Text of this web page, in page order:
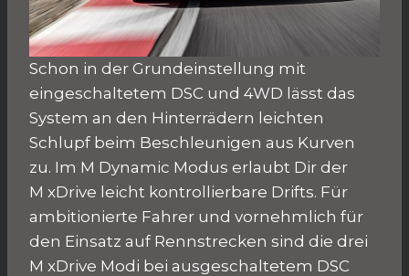
Schon in der Grundeinstellung mit
eingeschaltetem DSC und 4WD lässt das
System an den Hinterrädern leichten
Schlupf beim Beschleunigen aus Kurven
zu. Im M Dynamic Modus erlaubt Dir der
M xDrive leicht kontrollierbare Drifts. Für
ambitionierte Fahrer und vornehmlich für
den Einsatz auf Rennstrecken sind die drei
M xDrive Modi bei ausgeschaltetem DSC